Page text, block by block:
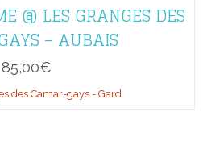
@ LES GRANGES DES
– AUBAIS
85,00€
des Camar-gays - Gard